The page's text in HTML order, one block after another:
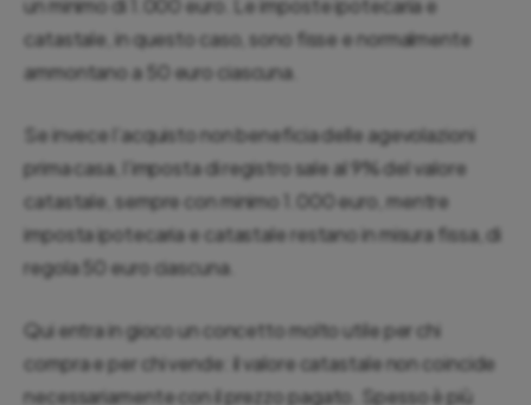
un minimo di 1.000 euro. Le imposte ipotecaria e
catastale, in questo caso, sono fisse e normalmente
ammontano a 50 euro ciascuna.
Se invece l’acquisto non beneficia delle agevolazioni
prima casa, l’imposta di registro sale al 9% del valore
catastale, sempre con minimo 1.000 euro, mentre
imposta ipotecaria e catastale restano in misura fissa, di
regola 50 euro ciascuna.
Qui entra in gioco un concetto molto utile per chi
compra e per chi vende: il valore catastale non coincide
necessariamente con il prezzo pagato. Spesso è più